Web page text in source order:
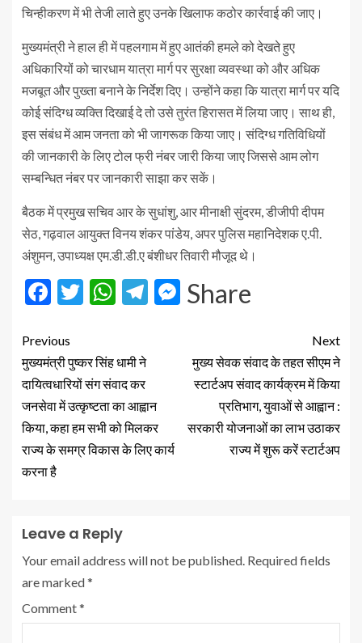
चिन्हीकरण में भी तेजी लाते हुए उनके खिलाफ कठोर कार्रवाई की जाए।
मुख्यमंत्री ने हाल ही में पहलगाम में हुए आतंकी हमले को देखते हुए
अधिकारियों को चारधाम यात्रा मार्ग पर सुरक्षा व्यवस्था को और अधिक
मजबूत और पुख्ता बनाने के निर्देश दिए। उन्होंने कहा कि यात्रा मार्ग पर यदि
कोई संदिग्ध व्यक्ति दिखाई दे तो उसे तुरंत हिरासत में लिया जाए। साथ ही,
इस संबंध में आम जनता को भी जागरूक किया जाए। संदिग्ध गतिविधियों
की जानकारी के लिए टोल फ्री नंबर जारी किया जाए जिससे आम लोग
सम्बन्धित नंबर पर जानकारी साझा कर सकें।
बैठक में प्रमुख सचिव आर के सुधांशु, आर मीनाक्षी सुंदरम, डीजीपी दीपम
सेठ, गढ़वाल आयुक्त विनय शंकर पांडेय, अपर पुलिस महानिदेशक ए.पी.
अंशुमन, उपाध्यक्ष एम.डी.डी.ए बंशीधर तिवारी मौजूद थे।
Facebook
Twitter
WhatsApp
Telegram
Messenger
Share
Previous
मुख्यमंत्री पुष्कर सिंह धामी ने
दायित्वधारियों संग संवाद कर
जनसेवा में उत्कृष्टता का आह्वान
किया, कहा हम सभी को मिलकर
राज्य के समग्र विकास के लिए कार्य
करना है
Next
मुख्य सेवक संवाद के तहत सीएम ने
स्टार्टअप संवाद कार्यक्रम में किया
प्रतिभाग, युवाओं से आह्वान :
सरकारी योजनाओं का लाभ उठाकर
राज्य में शुरू करें स्टार्टअप
Leave a Reply
Your email address will not be published. Required fields
are marked*
Comment*